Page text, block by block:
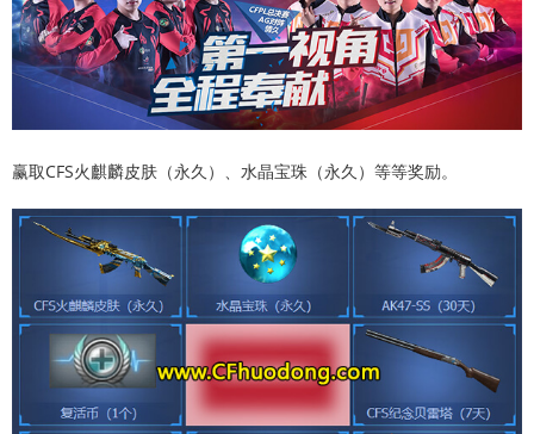
赢取CFS火麒麟皮肤（永久）、水晶宝珠（永久）等等奖励。